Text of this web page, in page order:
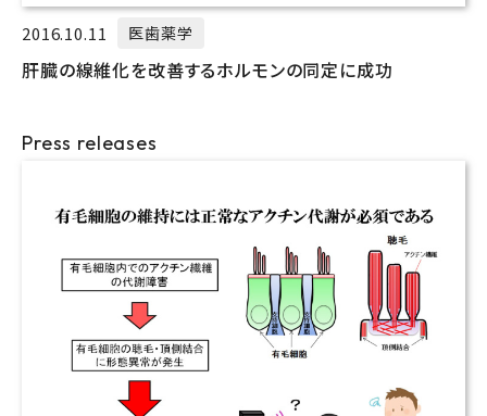
2016.10.11 医歯薬学
肝臓の線維化を改善するホルモンの同定に成功
Press releases